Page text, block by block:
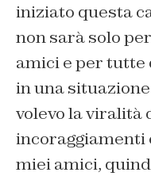
iniziato questa
non sarà solo
amici e per tutte
in una
volevo la viralità
incoraggiamenti
miei amici,